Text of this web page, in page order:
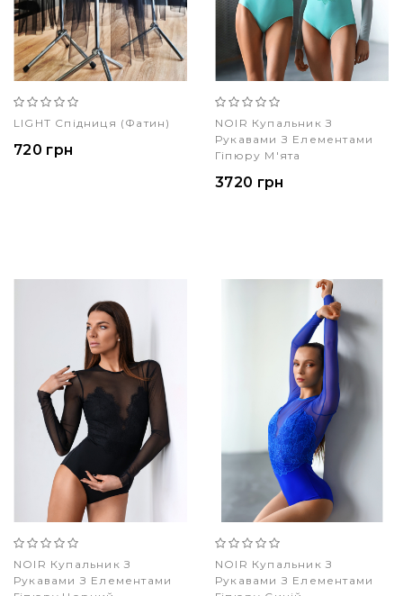
LIGHT Спідниця (фатин)
720 грн
NOIR Купальник З
Рукавами З Елементами
Гіпюру М'ята
3720 грн
NOIR Купальник З
Рукавами З Елементами
NOIR Купальник З
Рукавами З Елементами